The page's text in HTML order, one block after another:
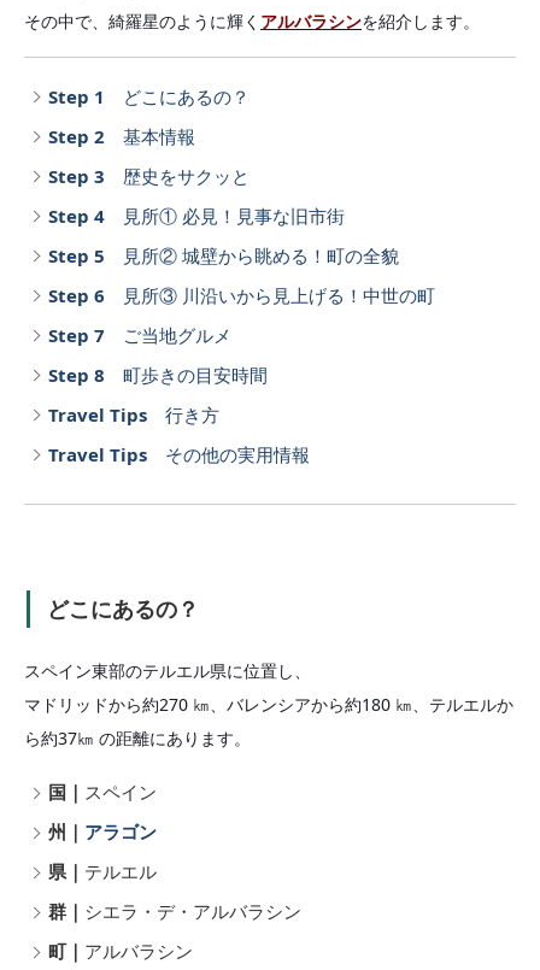
その中で、綺羅星のように輝く アルバラシンを紹介します。
Step 1 どこにあるの？
Step 2 基本情報
Step 3 歴史をサクッと
Step 4見所① 必見！見事な旧市街
Step 5 見所② 城壁から眺める！町の全貌
Step 6 見所③ 川沿いから見上げる！中世の町
Step 7 ご当地グルメ
Step 8 町歩きの目安時間
Travel Tips行き方
Travel Tipsその他の実用情報
どこにあるの？
スペイン東部のテルエル県に位置し、
マドリッドから約270 ㎞、バレンシアから約180 ㎞、テルエルか
ら約37㎞ の距離にあります。
国｜ スペイン
州｜ アラゴン
県｜ テルエル
群｜ シエラ・デ・アルバラシン
町｜ アルバラシン